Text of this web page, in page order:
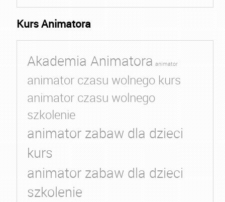
Kurs Animatora
Akademia Animatora animator
animator czasu wolnego kurs
animator czasu wolnego
szkolenie
animator zabaw dla dzieci
kurs
animator zabaw dla dzieci
szkolenie